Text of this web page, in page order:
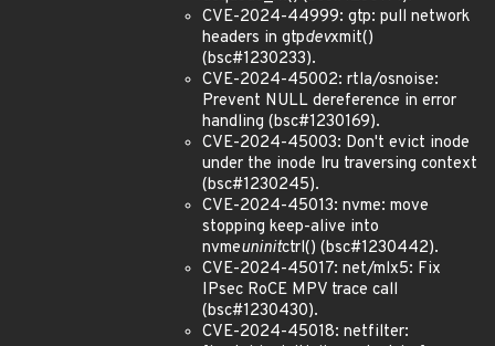
CVE-2024-44999: gtp: pull network
headers in gtpdevxmit()
(bsc#1230233).
CVE-2024-45002: rtla/osnoise:
Prevent NULL dereference in error
handling (bsc#1230169).
CVE-2024-45003: Don't evict inode
under the inode lru traversing context
(bsc#1230245).
CVE-2024-45013: nvme: move
stopping keep-alive into
nvmeuninitctrl() (bsc#1230442).
CVE-2024-45017: net/mlx5: Fix
IPsec RoCE MPV trace call
(bsc#1230430).
CVE-2024-45018: netfilter: